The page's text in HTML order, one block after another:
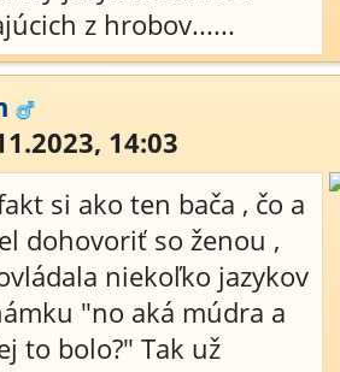
z hrobov......
14:03
si ako ten bača , čo a
dohovoriť so ženou ,
niekoľko jazykov
"no aká múdra a
to bolo?" Tak už